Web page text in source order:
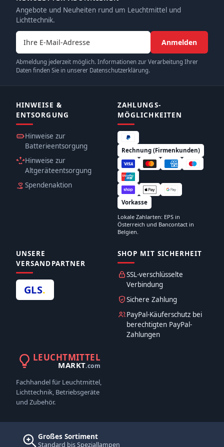
Angebote und Neuheiten rund um Leuchtmittel und
Lichttechnik.
E-Mail-Adresse
Anmelden
Abmeldung jederzeit möglich. Informationen zur Verarbeitung Ihrer
Daten finden Sie in unserer Datenschutzerklärung.
HINWEISE &
ENTSORGUNG
Hinweise zur
Batterieentsorgung
Hinweise zur
Altgeräteentsorgung
Spendenaktion
ZAHLUNGS­
MÖGLICHKEITEN
Rechnung (Firmenkunden)
Vorkasse
Lokale Zahlarten: EPS in
Österreich und Bancontact in
Belgien.
UNSERE
VERSANDPARTNER
GLS.
SHOP MIT SICHERHEIT
SSL-verschlüsselte
Verbindung
Sichere Zahlung
PayPal-Käuferschutz bei
berechtigten PayPal-
Zahlungen
LEUCHTMITTEL
MARKT.com
Fachhandel für Leuchtmittel,
Lichttechnik, Betriebsgeräte
und Zubehör.
Großes Sortiment
Standard bis Speziallampen